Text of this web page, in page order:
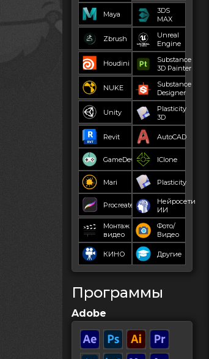
Maya
3DS
MAX
Zbrush
Unreal
Engine
Houdini
Substance
3D Painter
NUKE
Substance
Designer
Unity
Plasticity
3D
Revit AutoCAD
GameDev IClone
Mari Plasticity
Procreate
Нейросети
ИИ
Монтаж
видео
Фото/
Видео
КИНО Другие
Программы
Adobe